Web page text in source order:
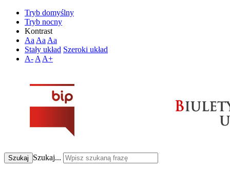
Tryb domyślny
Tryb nocny
Kontrast
Aa Aa Aa
Stały układ Szeroki układ
A- A A+
Szukaj Szukaj...